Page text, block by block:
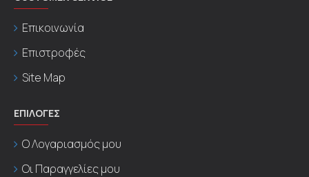
Επικοινωνία
Επιστροφές
Site Map
ΕΠΙΛΟΓΕΣ
Ο Λογαριασμός μου
Οι Παραγγελίες μου